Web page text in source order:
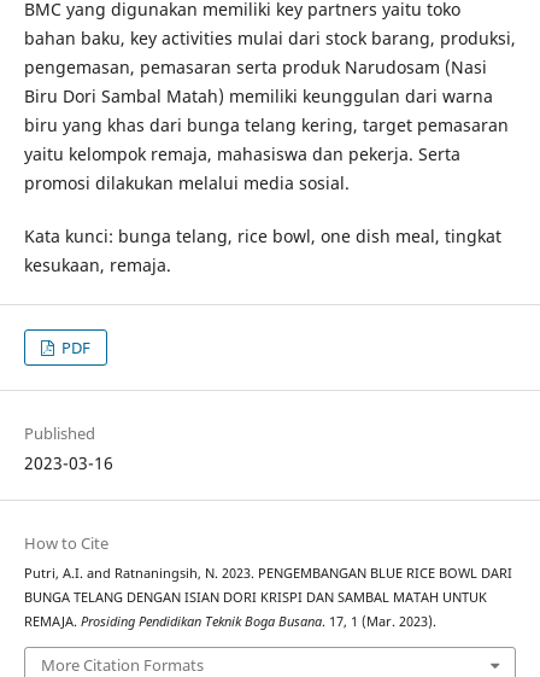
BMC yang digunakan memiliki key partners yaitu toko
bahan baku, key activities mulai dari stock barang, produksi,
pengemasan, pemasaran serta produk Narudosam (Nasi
Biru Dori Sambal Matah) memiliki keunggulan dari warna
biru yang khas dari bunga telang kering, target pemasaran
yaitu kelompok remaja, mahasiswa dan pekerja. Serta
promosi dilakukan melalui media sosial.
Kata kunci: bunga telang, rice bowl, one dish meal, tingkat
kesukaan, remaja.
PDF
Published
2023-03-16
How to Cite
Putri, A.I. and Ratnaningsih, N. 2023. PENGEMBANGAN BLUE RICE BOWL DARI
BUNGA TELANG DENGAN ISIAN DORI KRISPI DAN SAMBAL MATAH UNTUK
REMAJA. Prosiding Pendidikan Teknik Boga Busana. 17, 1 (Mar. 2023).
More Citation Formats